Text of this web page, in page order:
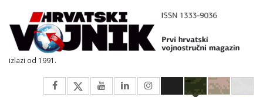
izlazi od 1991.